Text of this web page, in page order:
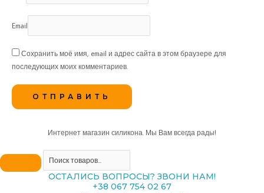
Email
Сохранить моё имя, email и адрес сайта в этом браузере для
последующих моих комментариев.
Интернет магазин силикона. Мы Вам всегда рады!
ОСТАЛИСЬ ВОПРОСЫ? ЗВОНИ НАМ!
+38 067 754 02 67